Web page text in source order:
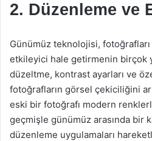
2. Düzenleme ve
Günümüz teknolojisi,
etkileyici hale getirmenin birçok
düzeltme, kontrast ayarları ve
fotoğrafların görsel çekiciliğini
eski bir fotoğrafı modern
geçmişle günümüz arasında bir
düzenleme uygulamaları